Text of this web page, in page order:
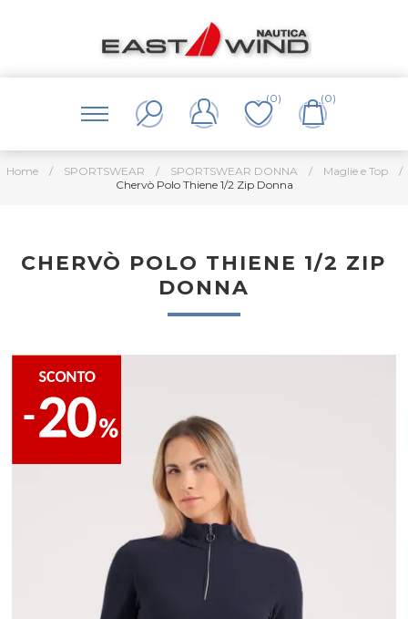
(0) (0)
Home / SPORTSWEAR / SPORTSWEAR DONNA / Maglie e Top
/
Chervò Polo Thiene 1/2 Zip Donna
CHERVÒ POLO THIENE 1/2 ZIP
DONNA